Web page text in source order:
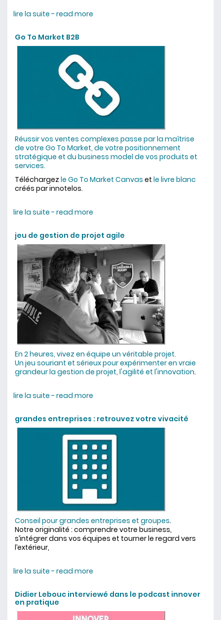
lire la suite - read more
Go To Market B2B
Réussir vos ventes complexes passe par la maîtrise
de votre Go To Market, de votre positionnement
stratégique et du business model de vos produits et
services.
Téléchargez le Go To Market Canvas et le livre blanc
créés par innotelos.
lire la suite - read more
jeu de gestion de projet agile
En 2 heures, vivez en équipe un véritable projet.
Un jeu souriant et sérieux pour expérimenter en vraie
grandeur la gestion de projet, l'agilité et l'innovation.
lire la suite - read more
grandes entreprises : retrouvez votre vivacité
Conseil pour grandes entreprises et groupes.
Notre originalité : comprendre votre business,
s’intégrer dans vos équipes et tourner le regard vers
l’extérieur,
lire la suite - read more
Didier Lebouc interviewé dans le podcast innover
en pratique